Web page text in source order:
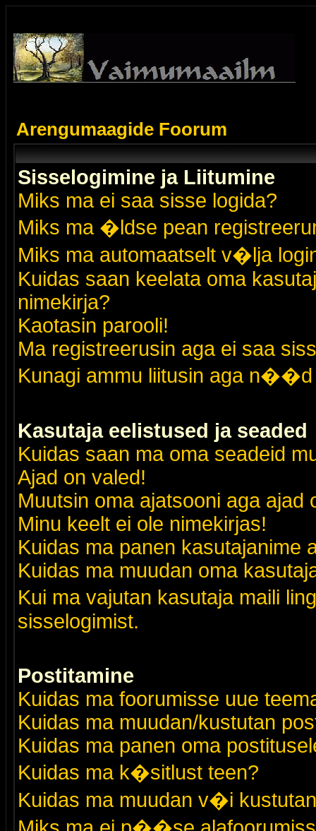
Arengumaagide Foorum
Sisselogimine ja Liitumine
Miks ma ei saa sisse logida?
Miks ma �ldse pean
Miks ma automaatselt v�lja
Kuidas saan keelata oma
nimekirja?
Kaotasin parooli!
Ma registreerusin aga ei saa
Kunagi ammu liitusin aga n��d
Kasutaja eelistused ja seaded
Kuidas saan ma oma seadeid
Ajad on valed!
Muutsin oma ajatsooni aga ajad
Minu keelt ei ole nimekirjas!
Kuidas ma panen kasutajanime
Kuidas ma muudan oma
Kui ma vajutan kasutaja maili
sisselogimist.
Postitamine
Kuidas ma foorumisse uue
Kuidas ma muudan/kustutan
Kuidas ma panen oma
Kuidas ma k�sitlust teen?
Kuidas ma muudan v�i